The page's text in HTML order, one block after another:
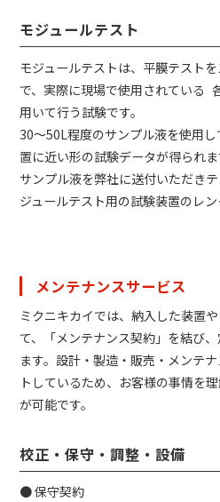
モジュールテスト
モジュールテストは、平膜テスト
で、実際に現場で使用されている
用いて行う試験です。
30～50L程度のサンプル液を使用
置に近い形の試験データが得られ
サンプル液を弊社に送付いただき
ジュールテスト用の試験装置のレン
メンテナンスサービス
ミクニキカイでは、納入した装置
て、「メンテナンス契約」を結び
ます。設計・製造・販売・メンテ
トしているため、お客様の事情を
が可能です。
校正・保守・調整・設備
● 保守契約